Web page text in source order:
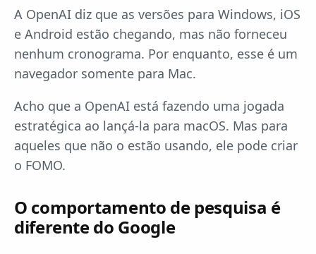
A OpenAI diz que as versões para Windows, iOS
e Android estão chegando, mas não forneceu
nenhum cronograma. Por enquanto, esse é um
navegador somente para Mac.
Acho que a OpenAI está fazendo uma jogada
estratégica ao lançá-la para macOS. Mas para
aqueles que não o estão usando, ele pode criar
o FOMO.
O comportamento de pesquisa é
diferente do Google